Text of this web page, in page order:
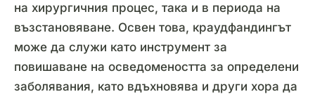
на хирургичния процес, така и в периода на
възстановяване. Освен това, краудфандингът
може да служи като инструмент за
повишаване на осведомеността за определени
заболявания, като вдъхновява и други хора да